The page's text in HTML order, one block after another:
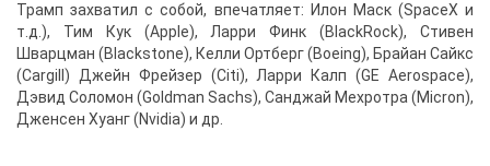
Трамп захватил с собой, впечатляет: Илон Маск (SpaceX и
т.д.), Тим Кук (Apple), Ларри Финк (BlackRock), Стивен
Шварцман (Blackstone), Келли Ортберг (Boeing), Брайан Сайкс
(Cargill) Джейн Фрейзер (Citi), Ларри Калп (GE Aerospace),
Дэвид Соломон (Goldman Sachs), Санджай Мехротра (Micron),
Дженсен Хуанг (Nvidia) и др.